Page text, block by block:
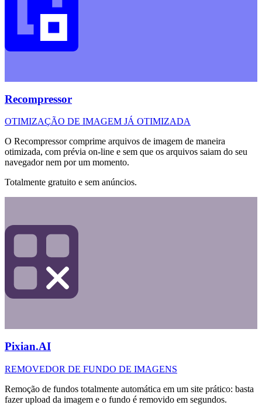
Recompressor
OTIMIZAÇÃO DE IMAGEM JÁ OTIMIZADA
O Recompressor comprime arquivos de imagem de maneira
otimizada, com prévia on-line e sem que os arquivos saiam do seu
navegador nem por um momento.
Totalmente gratuito e sem anúncios.
Pixian.AI
REMOVEDOR DE FUNDO DE IMAGENS
Remoção de fundos totalmente automática em um site prático: basta
fazer upload da imagem e o fundo é removido em segundos.